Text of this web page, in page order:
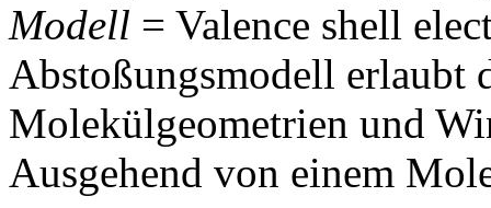
Modell = Valence shell
Abstoßungsmodell erlaubt
Molekülgeometrien und
Ausgehend von einem